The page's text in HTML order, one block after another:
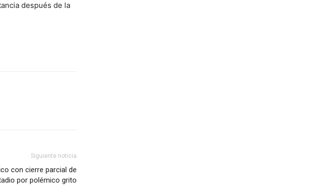
después de la
Siguiente noticia
con cierre parcial de
por polémico grito